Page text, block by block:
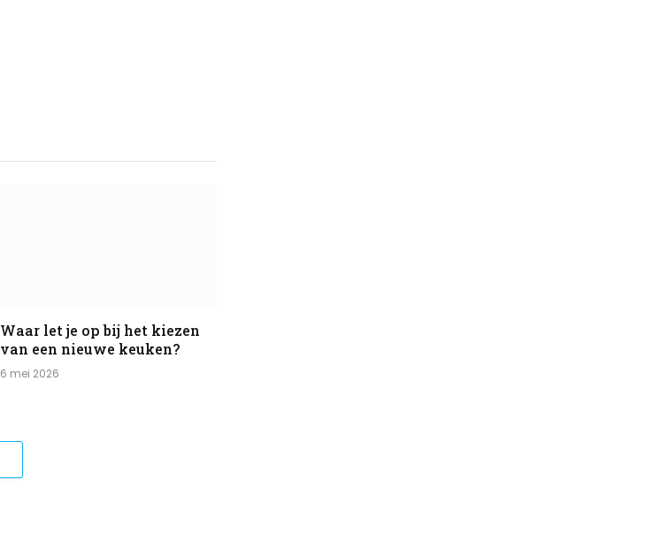
Waar let je op bij het kiezen
van een nieuwe keuken?
6 mei 2026